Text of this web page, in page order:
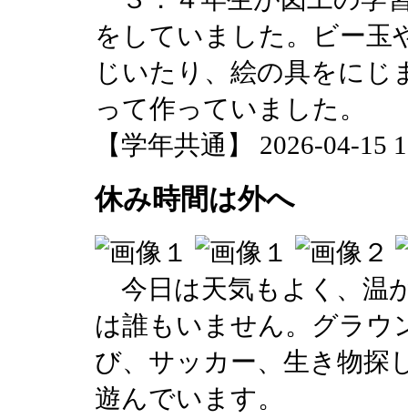
をしていました。ビー玉
じいたり、絵の具をにじ
って作っていました。
【学年共通】 2026-04-15
休み時間は外へ
今日は天気もよく、温
は誰もいません。グラウ
び、サッカー、生き物探
遊んでいます。